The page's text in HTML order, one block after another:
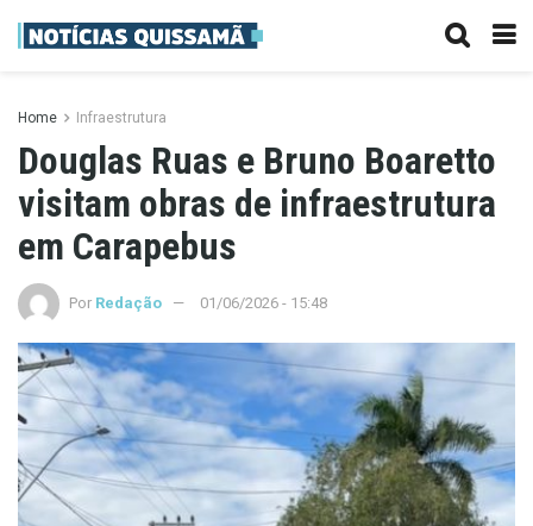
Home Infraestrutura
Douglas Ruas e Bruno Boaretto
visitam obras de infraestrutura
em Carapebus
Por Redação 01/06/2026 - 15:48